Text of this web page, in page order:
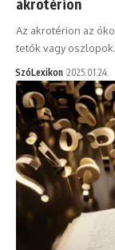
akrotérion
Az akrotérion az
tetők vagy
SzóLexikon 2025.01.24.